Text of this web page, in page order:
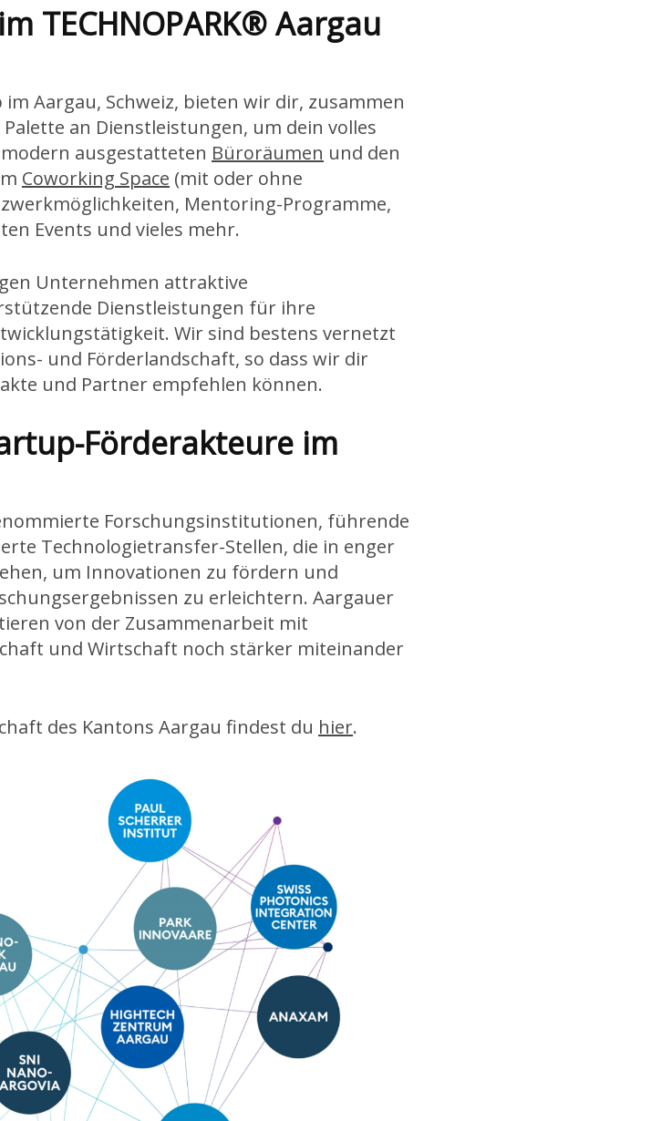
TECHNOPARK® Aargau
Aargau, Schweiz, bieten wir dir, zusammen
an Dienstleistungen, um dein volles
ausgestatteten Büroräumen und den
Coworking Space (mit oder ohne
Mentoring-Programme,
Events und vieles mehr.
Unternehmen attraktive
Dienstleistungen für ihre
Wir sind bestens vernetzt
und Förderlandschaft, so dass wir dir
und Partner empfehlen können.
Förderakteure im
Forschungsinstitutionen, führende
Technologietransfer-Stellen, die in enger
um Innovationen zu fördern und
zu erleichtern. Aargauer
von der Zusammenarbeit mit
und Wirtschaft noch stärker miteinander
des Kantons Aargau findest du hier.